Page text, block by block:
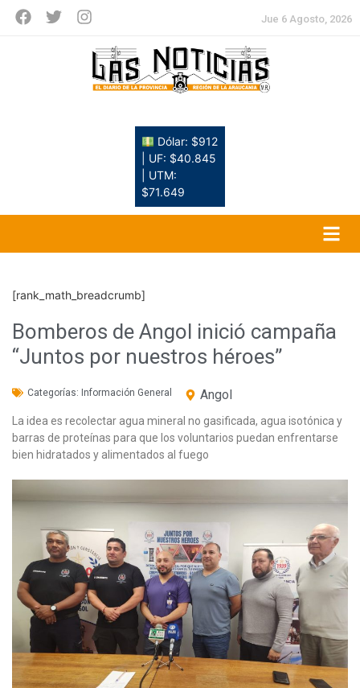
Jue 6 Agosto, 2026
Dólar: $912
| UF: $40.845
| UTM:
$71.649
[rank_math_breadcrumb]
Bomberos de Angol inició campaña
“Juntos por nuestros héroes”
Categorías: Información General Angol
La idea es recolectar agua mineral no gasificada, agua isotónica y
barras de proteínas para que los voluntarios puedan enfrentarse
bien hidratados y alimentados al fuego